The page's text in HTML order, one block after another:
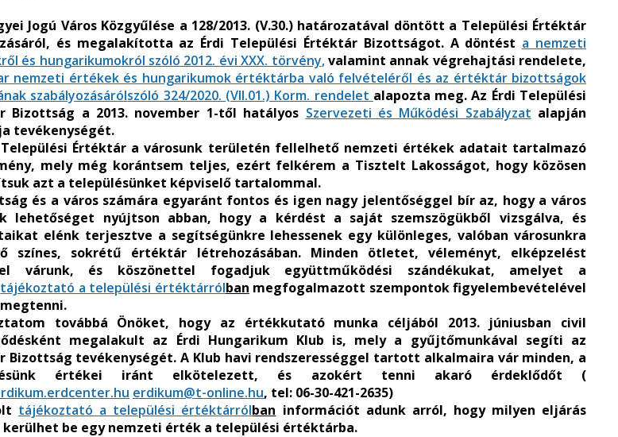
Jogú Város Közgyűlése a 128/2013. (V.30.) határozatával döntött a Települési Értéktár
és megalakította az Érdi Települési Értéktár Bizottságot. A döntést a nemzeti
és hungarikumokról szóló 2012. évi XXX. törvény,valamint annak végrehajtási rendelete,
nemzeti értékek és hungarikumok értéktárba való felvételéről és az értéktár bizottságok
szabályozásárólszóló 324/2020. (VII.01.) Korm. rendelet alapozta meg. Az Érdi Települési
Bizottság a 2013. november 1-től hatályos Szervezeti és Működési Szabályzat alapján
tevékenységét.
Települési Értéktár a városunk területén fellelhető nemzeti értékek adatait tartalmazó
mely még korántsem teljes, ezért felkérem a Tisztelt Lakosságot, hogy közösen
azt a településünket képviselő tartalommal.
és a város számára egyaránt fontos és igen nagy jelentőséggel bír az, hogy a város
lehetőséget nyújtson abban, hogy a kérdést a saját szemszögükből vizsgálva, és
elénk terjesztve a segítségünkre lehessenek egy különleges, valóban városunkra
színes, sokrétű értéktár létrehozásában. Minden ötletet, véleményt, elképzelést
várunk, és köszönettel fogadjuk együttműködési szándékukat, amelyet a
tájékoztató a települési értéktárrólban megfogalmazott szempontok figyelembevételével
továbbá Önöket, hogy az értékkutató munka céljából 2013. júniusban civil
megalakult az Érdi Hungarikum Klub is, mely a gyűjtőmunkával segíti az
Bizottság tevékenységét. A Klub havi rendszerességgel tartott alkalmaira vár minden, a
értékei iránt elkötelezett, és azokért tenni akaró érdeklődőt (
erdikum@t-online.hu, tel: 06-30-421-2635)
tájékoztató a települési értéktárrólban információt adunk arról, hogy milyen eljárás
kerülhet be egy nemzeti érték a települési értéktárba.